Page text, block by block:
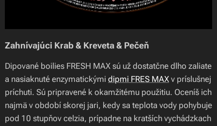
Zahnívajúci Krab & Kreveta & Pečeň
Dipované boilies FRESH MAX sú už dostatčne dlho zaliate
a nasiaknuté enzymatickými dipmi FRES MAX v príslušnej
príchuti. Sú pripravené k okamžitému použitiu. Oceníš ich
najmä v období skorej jari, kedy sa teplota vody pohybuje
pod 10 stupňov celzia, prípadne na kratších vychádzkach